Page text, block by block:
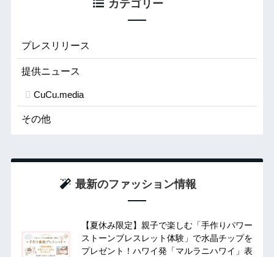
カテゴリー
プレスリリース
提供ニュース
CuCu.media
その他
最新のファッション情報
【夏休み限定】親子で楽しむ「手作りパワー
ストーンブレスレット体験」で水晶チップを
プレゼント！ハワイ発「マルラニハワイ」表